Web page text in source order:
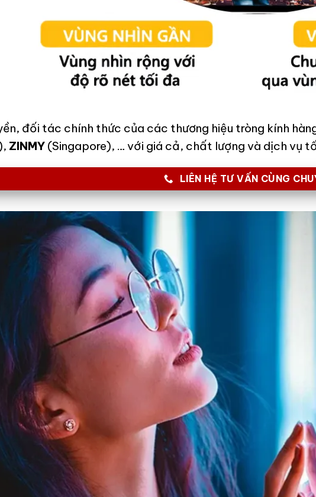
đối tác chính thức của các thương hiệu tròng kính
ZINMY (Singapore), … với giá cả, chất lượng và dịch vụ
LIÊN HỆ TƯ VẤN CÙNG